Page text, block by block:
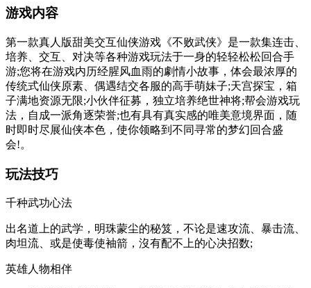
游戏内容
第一款真人版甜美交互仙侠游戏《不败武侠》是一款集连击、
培养、交互、对决等各种游戏玩法于一身的轻轻松松回合手
游;您将在游戏内历经腥风血雨的劇情小故事，体会最浓厚的
传统式仙侠原素、偶遇结交各服的高手萌妹子;天宫探宝，箱
子满地资源无限;小伙伴征募，独立培养绝世神将;帮会游戏玩
法，自成一派角逐荣誉;也有具有真实感的唯美意境界面，随
时即时尽展仙侠本色，使你领略到不同寻常的梦幻回合盛
会!。
玩法技巧
千种武功心法
出名道上的武学，明珠蒙尘的秘笈，不论是速攻流、暴击流、
肉坦流、或是使毒使袖箭，沒有配不上的心决招数;
英雄人物相伴